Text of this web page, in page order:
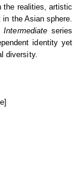
the realities, artistic
the Asian sphere.
Intermediateseries
identity yet
diversity.